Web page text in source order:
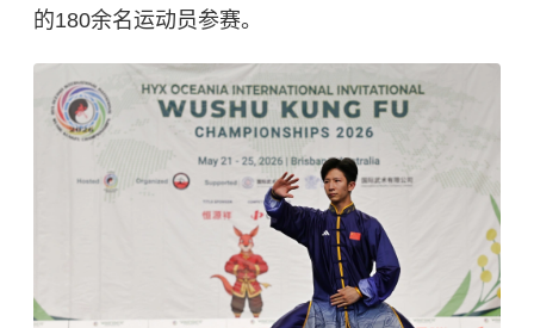
的180余名运动员参赛。